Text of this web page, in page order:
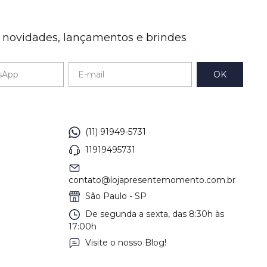
lançamentos e brindes
(11) 91949-5731
11919495731
contato@lojapresentemomento.com.br
São Paulo - SP
De segunda a sexta, das 8:30h às
17:00h
Visite o nosso Blog!